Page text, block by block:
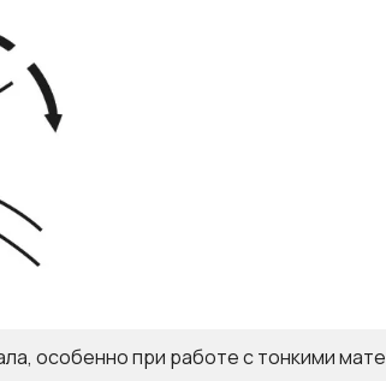
особенно при работе с тонкими